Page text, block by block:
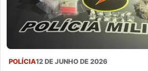
POLÍCIA12 DE JUNHO DE 2026